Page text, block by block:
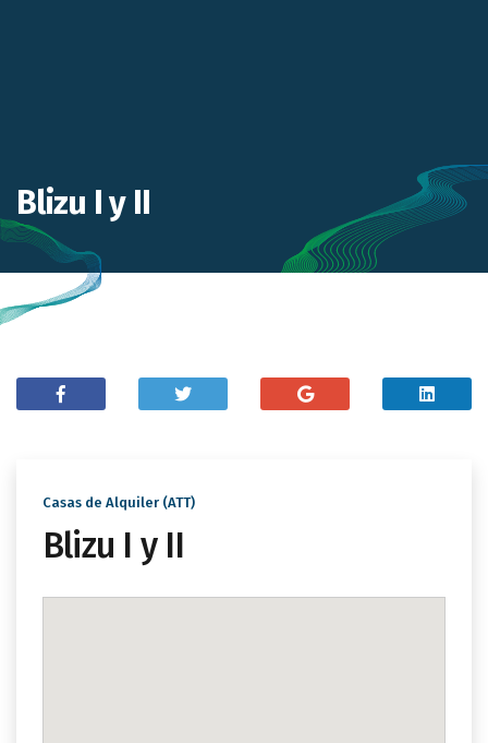
Blizu I y II
Casas de Alquiler (ATT)
Blizu I y II